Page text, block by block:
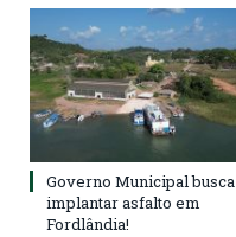
Governo Municipal busca
implantar asfalto em
Fordlândia!